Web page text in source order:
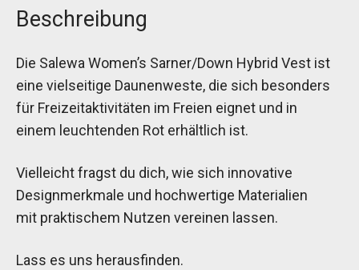
Beschreibung
Die Salewa Women’s Sarner/Down Hybrid Vest ist
eine vielseitige Daunenweste, die sich besonders
für Freizeitaktivitäten im Freien eignet und in
einem leuchtenden Rot erhältlich ist.
Vielleicht fragst du dich, wie sich innovative
Designmerkmale und hochwertige Materialien
mit praktischem Nutzen vereinen lassen.
Lass es uns herausfinden.